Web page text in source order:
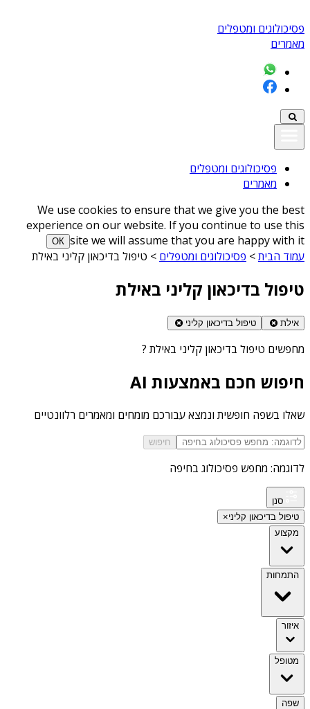
פסיכולוגים ומטפלים
מאמרים
פסיכולוגים ומטפלים
מאמרים
We use cookies to ensure that we give you the best
experience on our website. If you continue to use this
site we will assume that you are happy with it
ОК
עמוד הבית> פסיכולוגים ומטפלים > טיפול בדיכאון קליני באילת
טיפול בדיכאון קליני באילת
אילת טיפול בדיכאון קליני
מחפשים טיפול בדיכאון קליני באילת ?
חיפוש חכם באמצעות AI
שאלו בשפה חופשית ונמצא עבורכם מומחים ומאמרים רלוונטיים
חיפוש
לדוגמה: מחפש פסיכולוג בחיפה
סנן
טיפול בדיכאון קליני×
מקצוע
התמחות
איזור
מטופל
שפה